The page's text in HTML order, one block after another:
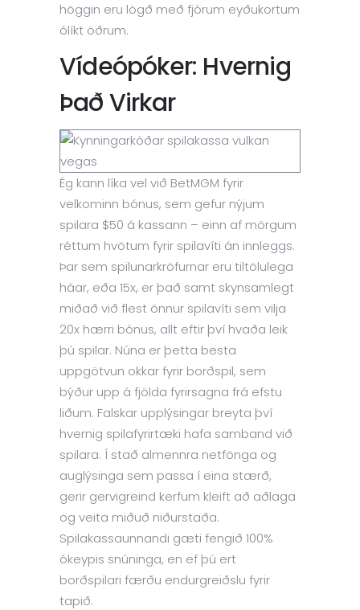
höggin eru lögð með fjórum eyðukortum
ólíkt öðrum.
Vídeópóker: Hvernig
Það Virkar
Ég kann líka vel við BetMGM fyrir
velkominn bónus, sem gefur nýjum
spilara $50 á kassann – einn af mörgum
réttum hvötum fyrir spilavíti án innleggs.
Þar sem spilunarkröfurnar eru tiltölulega
háar, eða 15x, er það samt skynsamlegt
miðað við flest önnur spilavíti sem vilja
20x hærri bónus, allt eftir því hvaða leik
þú spilar. Núna er þetta besta
uppgötvun okkar fyrir borðspil, sem
býður upp á fjölda fyrirsagna frá efstu
liðum. Falskar upplýsingar breyta því
hvernig spilafyrirtæki hafa samband við
spilara. Í stað almennra netfönga og
auglýsinga sem passa í eina stærð,
gerir gervigreind kerfum kleift að aðlaga
og veita miðuð niðurstaða.
Spilakassaunnandi gæti fengið 100%
ókeypis snúninga, en ef þú ert
borðspilari færðu endurgreiðslu fyrir
tapið.